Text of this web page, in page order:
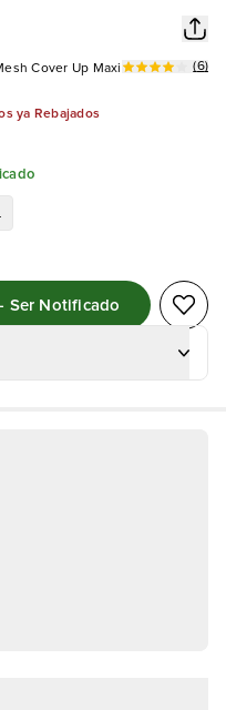
Cover Up Maxi (6)
ya Rebajados
Muy Pronto - Ser Notificado - Ser Notificado